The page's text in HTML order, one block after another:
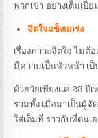
พวกเขา อย่างเต็มเปี่ย
จิตใจแข็งแกร่ง
เรื่องภาวะจิตใจ ไม่ต้
มีความเป็นหัวหน้า เ
ด้วยวัยเพียงแค่ 23 ปี
รวมทั้ง เมื่อมาเป็นผู้
ใส่เต็มที่ ราวกับที่ตนเ